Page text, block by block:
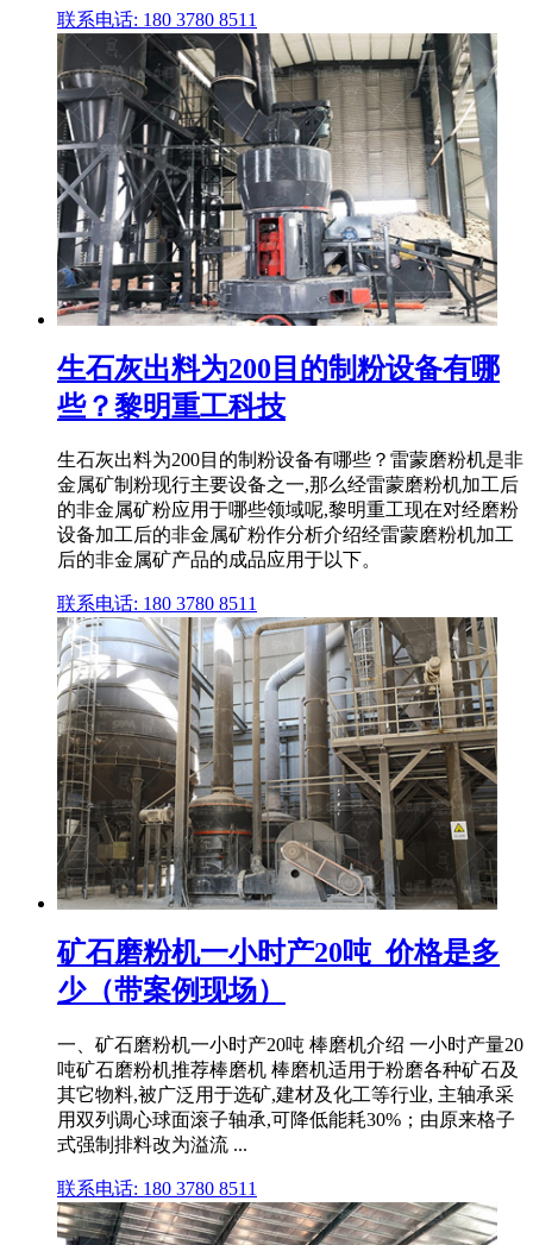
联系电话: 180 3780 8511
生石灰出料为200目的制粉设备有哪
些？黎明重工科技
生石灰出料为200目的制粉设备有哪些？雷蒙磨粉机是非
金属矿制粉现行主要设备之一,那么经雷蒙磨粉机加工后
的非金属矿粉应用于哪些领域呢,黎明重工现在对经磨粉
设备加工后的非金属矿粉作分析介绍经雷蒙磨粉机加工
后的非金属矿产品的成品应用于以下。
联系电话: 180 3780 8511
矿石磨粉机一小时产20吨_价格是多
少（带案例现场）
一、矿石磨粉机一小时产20吨 棒磨机介绍 一小时产量20
吨矿石磨粉机推荐棒磨机 棒磨机适用于粉磨各种矿石及
其它物料,被广泛用于选矿,建材及化工等行业, 主轴承采
用双列调心球面滚子轴承,可降低能耗30%；由原来格子
式强制排料改为溢流 ...
联系电话: 180 3780 8511